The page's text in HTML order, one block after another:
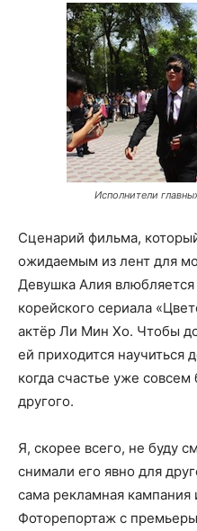
Исполнители
Сценарий фильма,
ожидаемым из лент для
Девушка Алия
корейского сериала
актёр Ли Мин Хо. Чтобы
ей приходится научиться
когда счастье уже
другого.
Я, скорее всего, не буду
снимали его явно для
сама рекламная
Фоторепортаж с